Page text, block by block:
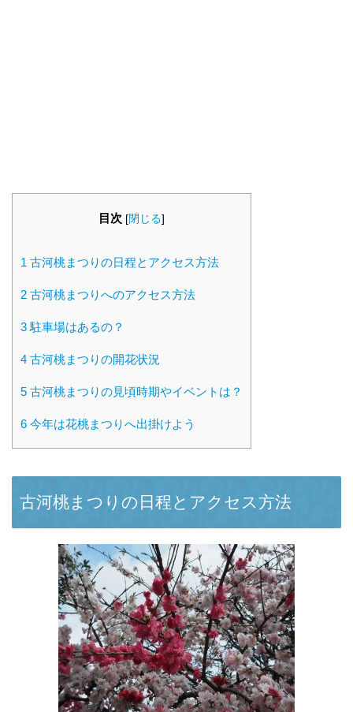
目次 [閉じる]
1 古河桃まつりの日程とアクセス方法
2 古河桃まつりへのアクセス方法
3駐車場はあるの？
4 古河桃まつりの開花状況
5 古河桃まつりの見頃時期やイベントは？
6 今年は花桃まつりへ出掛けよう
古河桃まつりの日程とアクセス方法